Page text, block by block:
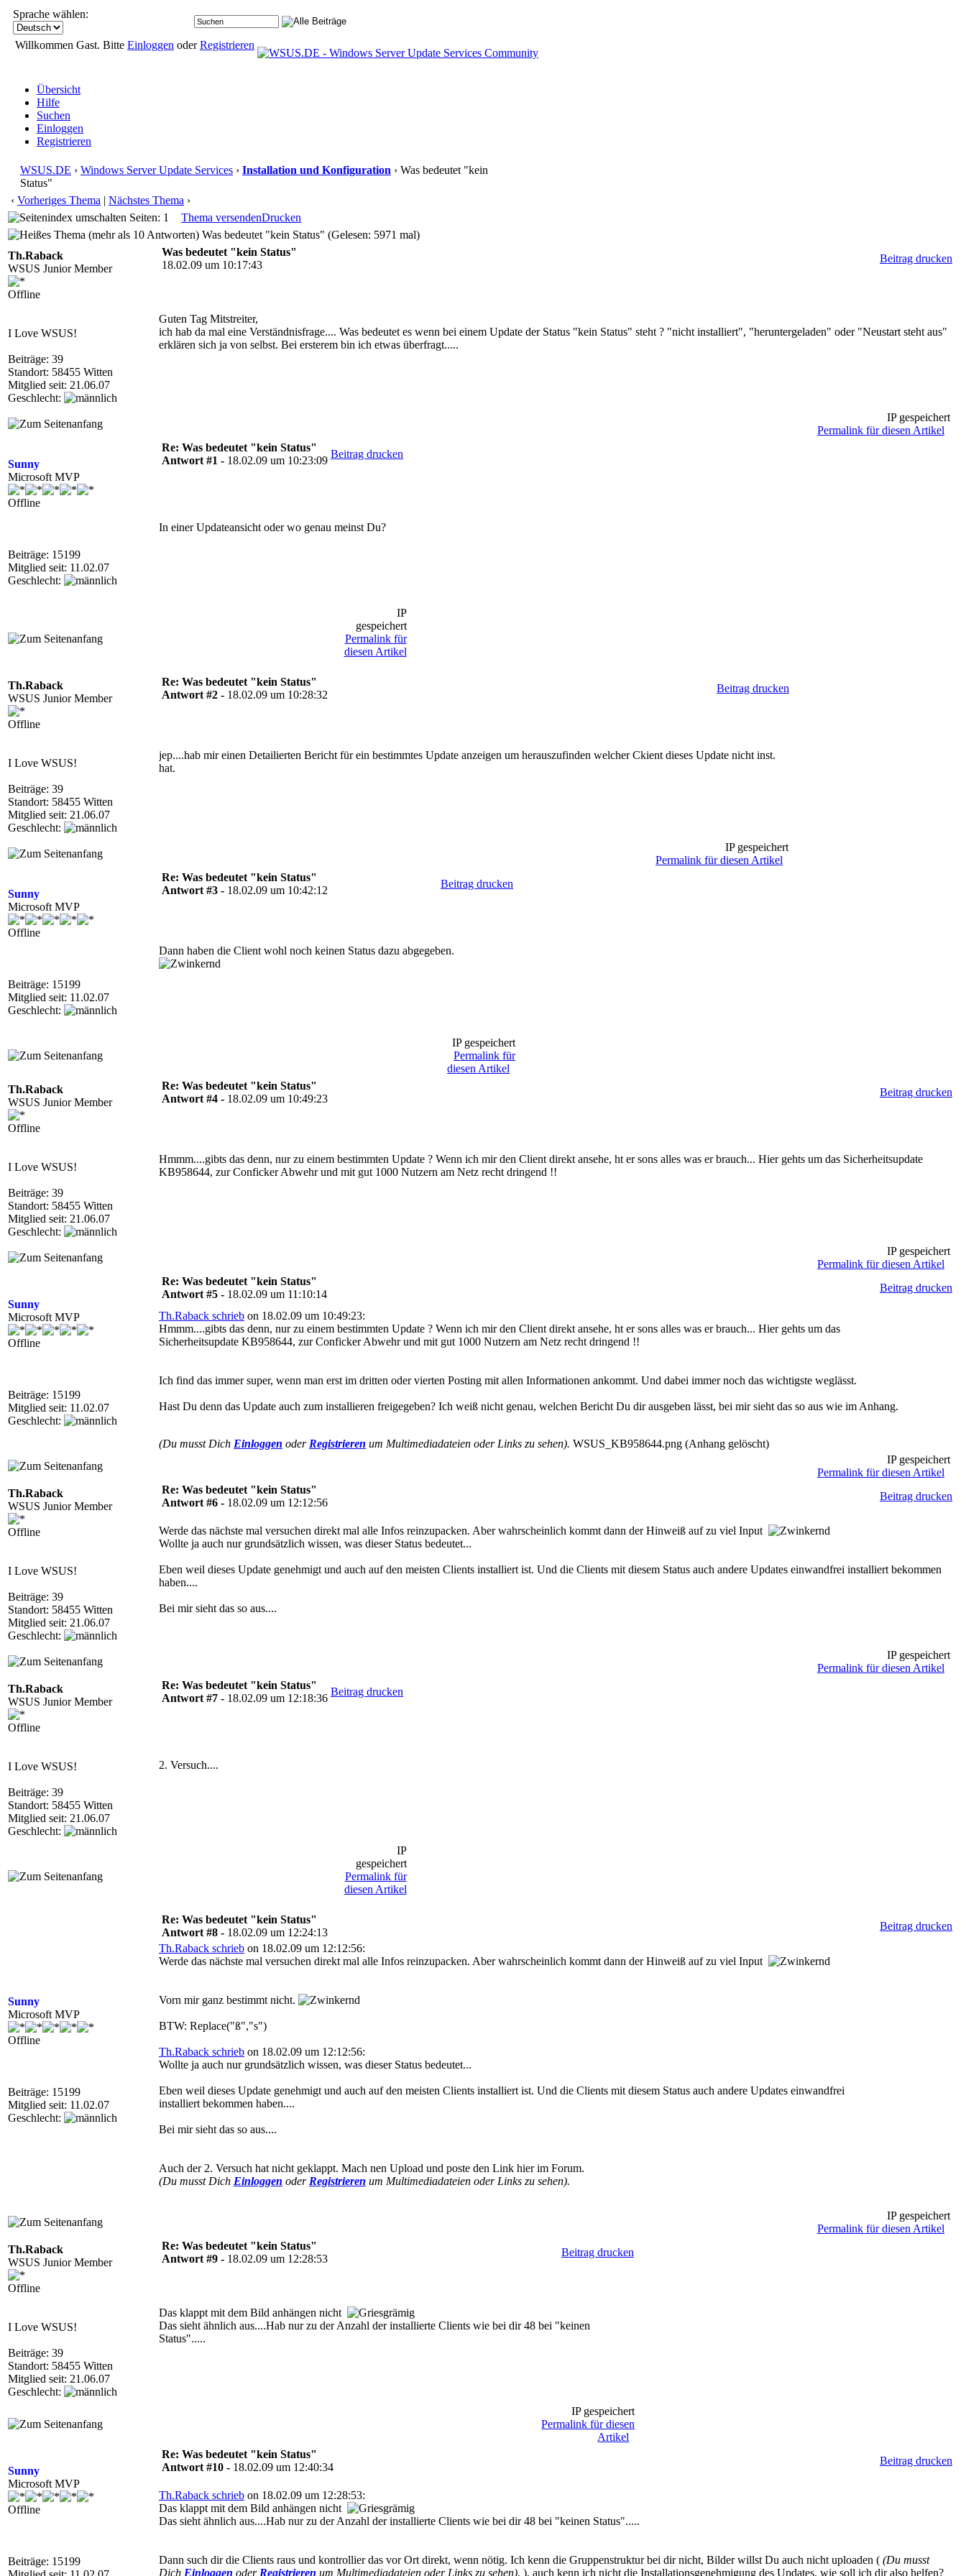
Sprache wählen:
Willkommen Gast. Bitte Einloggen oderRegistrieren
Übersicht
Hilfe
Suchen
Einloggen
Registrieren
WSUS.DE › Windows Server Update Services › Installation und Konfiguration › Was bedeutet "kein
Status"
‹ Vorheriges Thema | Nächstes Thema ›
Seiten: 1
Thema versendenDrucken
Was bedeutet "kein Status" (Gelesen: 5971 mal)
Th.Raback
WSUS Junior Member
Offline
I Love WSUS!
Beiträge: 39
Standort: 58455 Witten
Mitglied seit: 21.06.07
Geschlecht:
Was bedeutet "kein Status"
18.02.09 um 10:17:43
Beitrag drucken
Guten Tag Mitstreiter,
ich hab da mal eine Verständnisfrage.... Was bedeutet es wenn bei einem Update der Status "kein Status" steht ? "nicht installiert", "heruntergeladen" oder "Neustart steht aus"
erklären sich ja von selbst. Bei ersterem bin ich etwas überfragt.....
IP gespeichert
Permalink für diesen Artikel
Sunny
Microsoft MVP
Offline
Beiträge: 15199
Mitglied seit: 11.02.07
Geschlecht:
Re: Was bedeutet "kein Status"
Antwort #1 - 18.02.09 um 10:23:09
Beitrag drucken
In einer Updateansicht oder wo genau meinst Du?
IP
gespeichert
Permalink für
diesen Artikel
Th.Raback
WSUS Junior Member
Offline
I Love WSUS!
Beiträge: 39
Standort: 58455 Witten
Mitglied seit: 21.06.07
Geschlecht:
Re: Was bedeutet "kein Status"
Antwort #2 - 18.02.09 um 10:28:32
Beitrag drucken
jep....hab mir einen Detailierten Bericht für ein bestimmtes Update anzeigen um herauszufinden welcher Ckient dieses Update nicht inst.
hat.
IP gespeichert
Permalink für diesen Artikel
Sunny
Microsoft MVP
Offline
Beiträge: 15199
Mitglied seit: 11.02.07
Geschlecht:
Re: Was bedeutet "kein Status"
Antwort #3 - 18.02.09 um 10:42:12
Beitrag drucken
Dann haben die Client wohl noch keinen Status dazu abgegeben.
IP gespeichert
Permalink für
diesen Artikel
Th.Raback
WSUS Junior Member
Offline
I Love WSUS!
Beiträge: 39
Standort: 58455 Witten
Mitglied seit: 21.06.07
Geschlecht:
Re: Was bedeutet "kein Status"
Antwort #4 - 18.02.09 um 10:49:23
Beitrag drucken
Hmmm....gibts das denn, nur zu einem bestimmten Update ? Wenn ich mir den Client direkt ansehe, ht er sons alles was er brauch... Hier gehts um das Sicherheitsupdate
KB958644, zur Conficker Abwehr und mit gut 1000 Nutzern am Netz recht dringend !!
IP gespeichert
Permalink für diesen Artikel
Sunny
Microsoft MVP
Offline
Beiträge: 15199
Mitglied seit: 11.02.07
Geschlecht:
Re: Was bedeutet "kein Status"
Antwort #5 - 18.02.09 um 11:10:14
Beitrag drucken
Th.Raback schrieb on 18.02.09 um 10:49:23:
Hmmm....gibts das denn, nur zu einem bestimmten Update ? Wenn ich mir den Client direkt ansehe, ht er sons alles was er brauch... Hier gehts um das
Sicherheitsupdate KB958644, zur Conficker Abwehr und mit gut 1000 Nutzern am Netz recht dringend !!
Ich find das immer super, wenn man erst im dritten oder vierten Posting mit allen Informationen ankommt. Und dabei immer noch das wichtigste weglässt.
Hast Du denn das Update auch zum installieren freigegeben? Ich weiß nicht genau, welchen Bericht Du dir ausgeben lässt, bei mir sieht das so aus wie im Anhang.
(Du musst Dich Einloggen oder Registrieren um Multimediadateien oder Links zu sehen). WSUS_KB958644.png (Anhang gelöscht)
IP gespeichert
Permalink für diesen Artikel
Th.Raback
WSUS Junior Member
Offline
I Love WSUS!
Beiträge: 39
Standort: 58455 Witten
Mitglied seit: 21.06.07
Geschlecht:
Re: Was bedeutet "kein Status"
Antwort #6 - 18.02.09 um 12:12:56
Beitrag drucken
Werde das nächste mal versuchen direkt mal alle Infos reinzupacken. Aber wahrscheinlich kommt dann der Hinweiß auf zu viel Input
Wollte ja auch nur grundsätzlich wissen, was dieser Status bedeutet...
Eben weil dieses Update genehmigt und auch auf den meisten Clients installiert ist. Und die Clients mit diesem Status auch andere Updates einwandfrei installiert bekommen
haben....
Bei mir sieht das so aus....
IP gespeichert
Permalink für diesen Artikel
Th.Raback
WSUS Junior Member
Offline
I Love WSUS!
Beiträge: 39
Standort: 58455 Witten
Mitglied seit: 21.06.07
Geschlecht:
Re: Was bedeutet "kein Status"
Antwort #7 - 18.02.09 um 12:18:36
Beitrag drucken
2. Versuch....
IP
gespeichert
Permalink für
diesen Artikel
Sunny
Microsoft MVP
Offline
Beiträge: 15199
Mitglied seit: 11.02.07
Geschlecht:
Re: Was bedeutet "kein Status"
Antwort #8 - 18.02.09 um 12:24:13
Beitrag drucken
Th.Raback schrieb on 18.02.09 um 12:12:56:
Werde das nächste mal versuchen direkt mal alle Infos reinzupacken. Aber wahrscheinlich kommt dann der Hinweiß auf zu viel Input
Vorn mir ganz bestimmt nicht.
BTW: Replace("ß","s")
Th.Raback schrieb on 18.02.09 um 12:12:56:
Wollte ja auch nur grundsätzlich wissen, was dieser Status bedeutet...
Eben weil dieses Update genehmigt und auch auf den meisten Clients installiert ist. Und die Clients mit diesem Status auch andere Updates einwandfrei
installiert bekommen haben....
Bei mir sieht das so aus....
Auch der 2. Versuch hat nicht geklappt. Mach nen Upload und poste den Link hier im Forum.
(Du musst Dich Einloggen oder Registrieren um Multimediadateien oder Links zu sehen).
IP gespeichert
Permalink für diesen Artikel
Th.Raback
WSUS Junior Member
Offline
I Love WSUS!
Beiträge: 39
Standort: 58455 Witten
Mitglied seit: 21.06.07
Geschlecht:
Re: Was bedeutet "kein Status"
Antwort #9 - 18.02.09 um 12:28:53
Beitrag drucken
Das klappt mit dem Bild anhängen nicht
Das sieht ähnlich aus....Hab nur zu der Anzahl der installierte Clients wie bei dir 48 bei "keinen
Status".....
IP gespeichert
Permalink für diesen
Artikel
Sunny
Microsoft MVP
Offline
Beiträge: 15199
Re: Was bedeutet "kein Status"
Antwort #10 - 18.02.09 um 12:40:34
Beitrag drucken
Th.Raback schrieb on 18.02.09 um 12:28:53:
Das klappt mit dem Bild anhängen nicht
Das sieht ähnlich aus....Hab nur zu der Anzahl der installierte Clients wie bei dir 48 bei "keinen Status".....
Dann such dir die Clients raus und kontrollier das vor Ort direkt, wenn nötig. Ich kenn die Gruppenstruktur bei dir nicht, Bilder willst Du auch nicht uploaden ( (Du musst
Dich Einloggen oder Registrieren um Multimediadateien oder Links zu sehen). ), auch kenn ich nicht die Installationsgenehmigung des Updates, wie soll ich dir also helfen?